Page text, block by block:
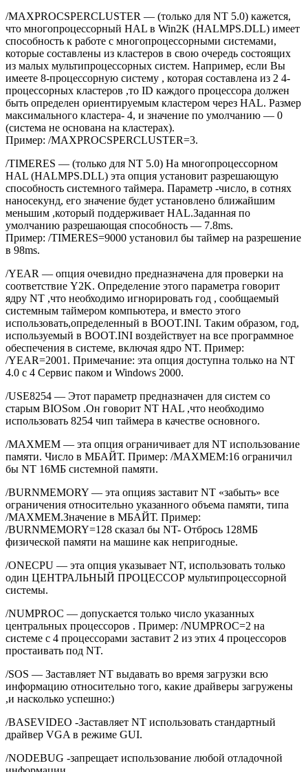
/MAXPROCSPERCLUSTER — (только для NT 5.0) кажется,
что многопроцессорный HAL в Win2K (HALMPS.DLL) имеет
способность к работе с многопроцессорными системами,
которые составлены из кластеров в свою очередь состоящих
из малых мультипроцессорных систем. Например, если Вы
имеете 8-процессорную систему , которая составлена из 2 4-
процессорных кластеров ,то ID каждого процессора должен
быть определен ориентируемым кластером через HAL. Размер
максимального кластера- 4, и значение по умолчанию — 0
(система не основана на кластерах).
Пример: /MAXPROCSPERCLUSTER=3.
/TIMERES — (только для NT 5.0) На многопроцессорном
HAL (HALMPS.DLL) эта опция установит разрешающую
способность системного таймера. Параметр -число, в сотнях
наносекунд, его значение будет установлено ближайшим
меньшим ,который поддерживает HAL.Заданная по
умолчанию разрешающая способность — 7.8ms.
Пример: /TIMERES=9000 установил бы таймер на разрешение
в 98ms.
/YEAR — опция очевидно предназначена для проверки на
соответствие Y2K. Определение этого параметра говорит
ядру NT ,что необходимо игнорировать год , сообщаемый
системным таймером компьютера, и вместо этого
использовать,определенный в BOOT.INI. Таким образом, год,
используемый в BOOT.INI воздействует на все программное
обеспечения в системе, включая ядро NT. Пример:
/YEAR=2001. Примечание: эта опция доступна только на NT
4.0 с 4 Сервис паком и Windows 2000.
/USE8254 — Этот параметр предназначен для систем со
старым BIOSом .Он говорит NT HAL ,что необходимо
использовать 8254 чип таймера в качестве основного.
/MAXMEM — эта опция ограничивает для NT использование
памяти. Число в МБАЙТ. Пример: /MAXMEM:16 ограничил
бы NT 16МБ системной памяти.
/BURNMEMORY — эта опцияs заставит NT «забыть» все
ограничения относительно указанного объема памяти, типа
/MAXMEM.Значение в МБАЙТ. Пример:
/BURNMEMORY=128 сказал бы NT- Отбрось 128МБ
физической памяти на машине как непригодные.
/ONECPU — эта опция указывает NT, использовать только
один ЦЕНТРАЛЬНЫЙ ПРОЦЕССОР мультипроцессорной
системы.
/NUMPROC — допускается только число указанных
центральных процессоров . Пример: /NUMPROC=2 на
системе с 4 процессорами заставит 2 из этих 4 процессоров
простаивать под NT.
/SOS — Заставляет NT выдавать во время загрузки всю
информацию относительно того, какие драйверы загружены
,и насколько успешно:)
/BASEVIDEO -Заставляет NT использовать стандартный
драйвер VGA в режиме GUI.
/NODEBUG -запрещает использование любой отладочной